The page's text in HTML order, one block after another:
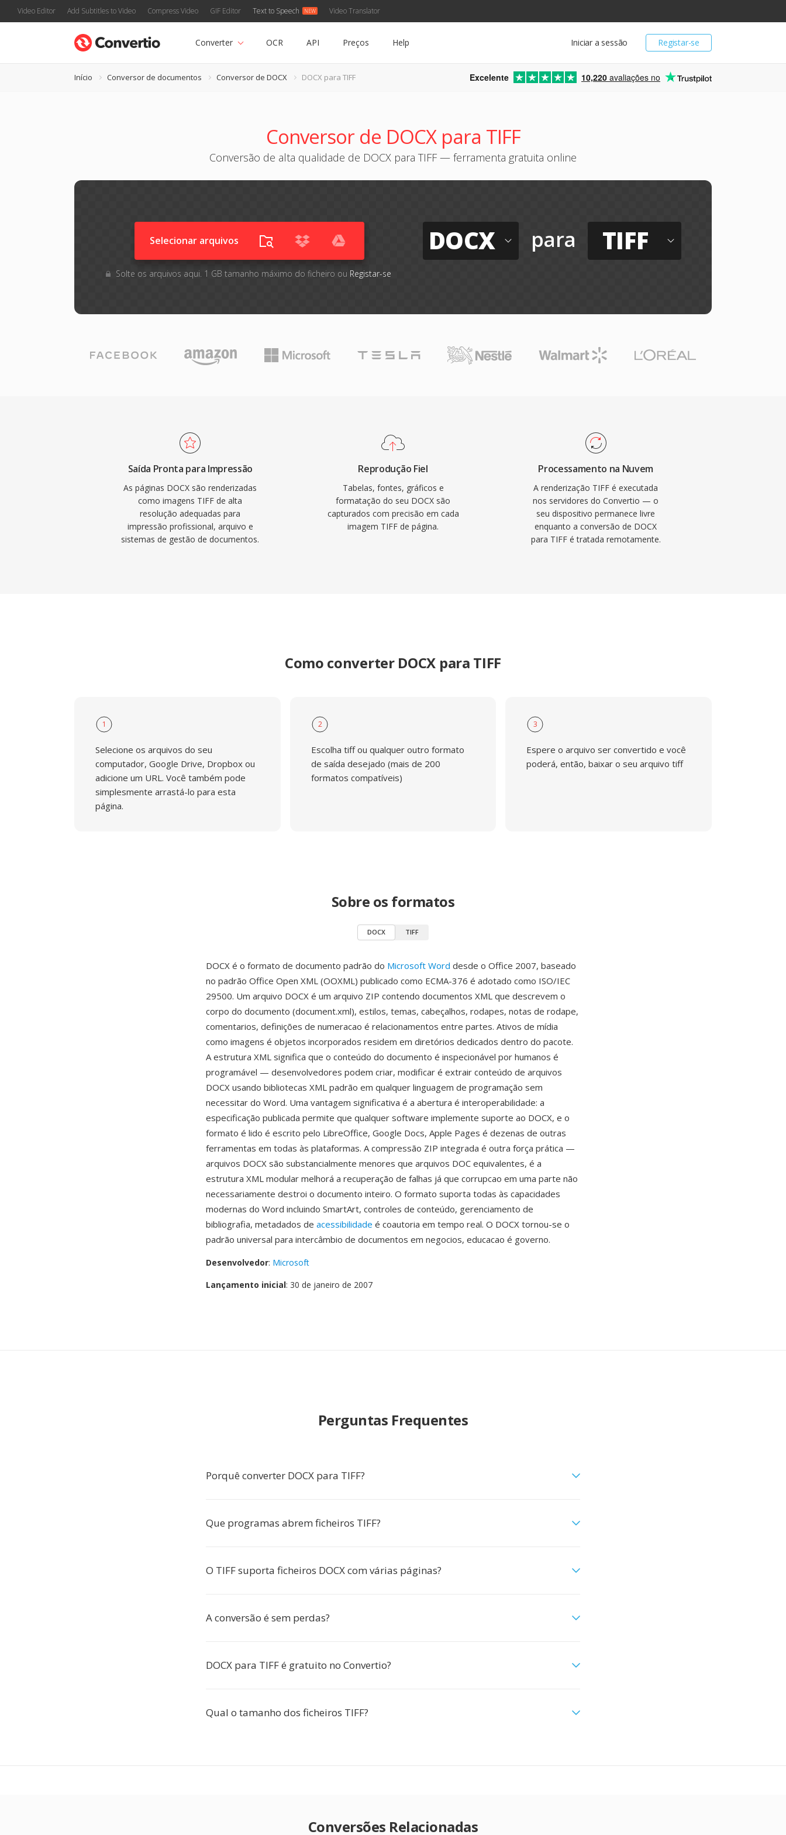
Video Editor Add Subtitles to Video Compress Video GIF Editor Text to Speech Video Translator
Registar-se
Iniciar a sessão
Converter OCR API Preços Help
Início Conversor de documentos Conversor de DOCX DOCX para TIFF Excelente 10,220 avaliações no
Conversor de DOCX para TIFF
Conversão de alta qualidade de DOCX para TIFF — ferramenta gratuita online
Selecionar arquivos
Solte os arquivos aqui. 1 GB tamanho máximo do ficheiro ou Registar-se
DOCX para TIFF
Saída Pronta para Impressão
As páginas DOCX são renderizadas
como imagens TIFF de alta
resolução adequadas para
impressão profissional, arquivo e
sistemas de gestão de documentos.
Reprodução Fiel
Tabelas, fontes, gráficos e
formatação do seu DOCX são
capturados com precisão em cada
imagem TIFF de página.
Processamento na Nuvem
A renderização TIFF é executada
nos servidores do Convertio — o
seu dispositivo permanece livre
enquanto a conversão de DOCX
para TIFF é tratada remotamente.
Como converter DOCX para TIFF
1
Selecione os arquivos do seu
computador, Google Drive, Dropbox ou
adicione um URL. Você também pode
simplesmente arrastá-lo para esta
página.
2
Escolha tiff ou qualquer outro formato
de saída desejado (mais de 200
formatos compatíveis)
3
Espere o arquivo ser convertido e você
poderá, então, baixar o seu arquivo tiff
Sobre os formatos
DOCX TIFF
DOCX é o formato de documento padrão do Microsoft Word desde o Office 2007, baseado
no padrão Office Open XML (OOXML) publicado como ECMA-376 é adotado como ISO/IEC
29500. Um arquivo DOCX é um arquivo ZIP contendo documentos XML que descrevem o
corpo do documento (document.xml), estilos, temas, cabeçalhos, rodapes, notas de rodape,
comentarios, definições de numeracao é relacionamentos entre partes. Ativos de mídia
como imagens é objetos incorporados residem em diretórios dedicados dentro do pacote.
A estrutura XML significa que o conteúdo do documento é inspecionável por humanos é
programável — desenvolvedores podem criar, modificar é extrair conteúdo de arquivos
DOCX usando bibliotecas XML padrão em qualquer linguagem de programação sem
necessitar do Word. Uma vantagem significativa é a abertura é interoperabilidade: a
especificação publicada permite que qualquer software implemente suporte ao DOCX, e o
formato é lido é escrito pelo LibreOffice, Google Docs, Apple Pages é dezenas de outras
ferramentas em todas às plataformas. A compressão ZIP integrada é outra força prática —
arquivos DOCX são substancialmente menores que arquivos DOC equivalentes, é a
estrutura XML modular melhorá a recuperação de falhas já que corrupcao em uma parte não
necessariamente destroi o documento inteiro. O formato suporta todas às capacidades
modernas do Word incluindo SmartArt, controles de conteúdo, gerenciamento de
bibliografia, metadados de acessibilidade é coautoria em tempo real. O DOCX tornou-se o
padrão universal para intercâmbio de documentos em negocios, educacao é governo.
Desenvolvedor: Microsoft
Lançamento inicial: 30 de janeiro de 2007
Perguntas Frequentes
Porquê converter DOCX para TIFF?
Que programas abrem ficheiros TIFF?
O TIFF suporta ficheiros DOCX com várias páginas?
A conversão é sem perdas?
DOCX para TIFF é gratuito no Convertio?
Qual o tamanho dos ficheiros TIFF?
Conversões Relacionadas